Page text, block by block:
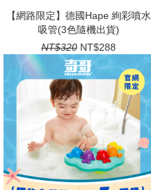
【網路限定】德國Hape 絢彩噴水
吸管(3色隨機出貨)
NT$320 NT$288